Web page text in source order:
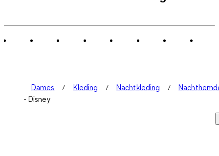
Dames Kleding Nachtkleding
- Disney